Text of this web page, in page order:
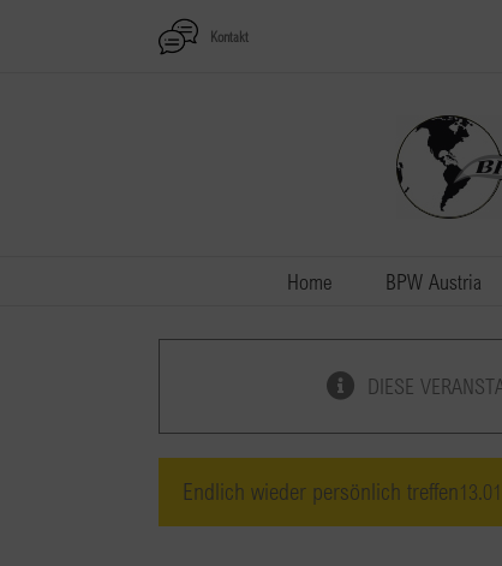
Kontakt
Home BPW Austria
DIESE
Endlich wieder persönlich treffen